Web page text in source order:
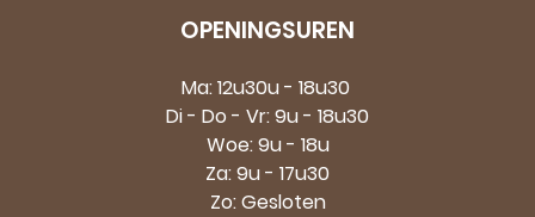
OPENINGSUREN
Ma: 12u30u - 18u30
Di - Do - Vr: 9u - 18u30
Woe: 9u - 18u
Za: 9u - 17u30
Zo: Gesloten